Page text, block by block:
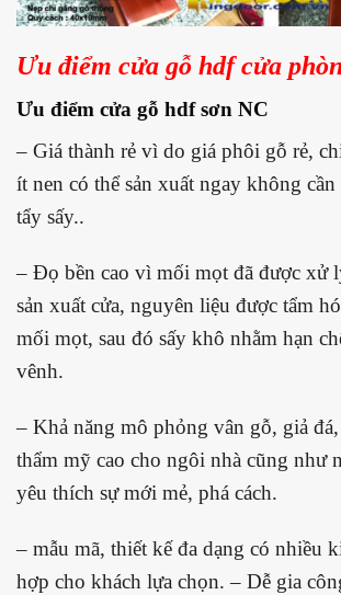
Ưu điểm cửa gỗ hdf cửa
Ưu điểm cửa gỗ hdf sơn NC
– Giá thành rẻ vì do giá phôi gỗ rẻ,
ít nen có thể sản xuất ngay không
tẩy sấy..
– Đọ bền cao vì mối mọt đã được xử
sản xuất cửa, nguyên liệu được tẩm
mối mọt, sau đó sấy khô nhằm hạn
vênh.
– Khả năng mô phỏng vân gỗ, giả
thẩm mỹ cao cho ngôi nhà cũng như
yêu thích sự mới mẻ, phá cách.
– mẫu mã, thiết kế đa dạng có nhiều
hợp cho khách lựa chọn. – Dễ gia